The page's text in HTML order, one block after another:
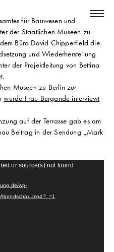
für Bauwesen und
der Staatlichen Museen zu
Büro David Chipperfield die
und Wiederherstellung
der Projektleitung von Bettina
Museen zu Berlin zur
wurde Frau Bergande interviewt
auf der Terrasse gab es am
Beitrag in der Sendung „Mark
or source(s) not found
wp-